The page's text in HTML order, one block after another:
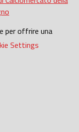
per offrire una
Settings